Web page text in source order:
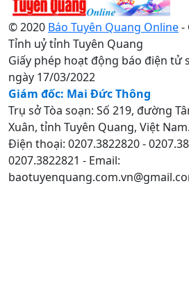
© 2020 Báo Tuyên Quang Online-
Tỉnh uỷ tỉnh Tuyên Quang
Giấy phép hoạt động báo điện tử
ngày 17/03/2022
Giám đốc: Mai Đức Thông
Trụ sở Tòa soạn: Số 219, đường
Xuân, tỉnh Tuyên Quang, Việt Nam.
Điện thoại: 0207.3822820 -
0207.3822821 - Email: